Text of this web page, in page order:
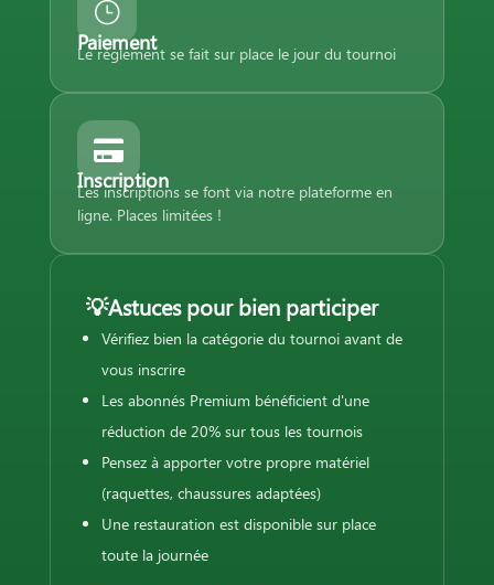
}
Paiement
Le règlement se fait sur place le jour du tournoi

Inscription
Les inscriptions se font via notre plateforme en
ligne. Places limitées !
💡Astuces pour bien participer
Vérifiez bien la catégorie du tournoi avant de
vous inscrire
Les abonnés Premium bénéficient d'une
réduction de 20% sur tous les tournois
Pensez à apporter votre propre matériel
(raquettes, chaussures adaptées)
Une restauration est disponible sur place
toute la journée